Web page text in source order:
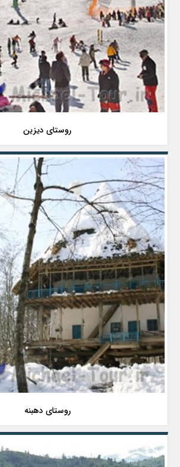
روستای دیزین
روستای دهبنه